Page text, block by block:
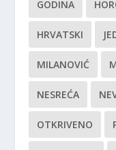
GODINA
HRVATSKI
MILANOVIĆ
NESREĆA
OTKRIVENO